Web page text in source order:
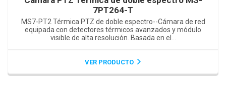
7PT264-T
MS7-PT2 Térmica PTZ de doble espectro--Cámara de red
equipada con detectores térmicos avanzados y módulo
visible de alta resolución. Basada en el...
VER PRODUCTO